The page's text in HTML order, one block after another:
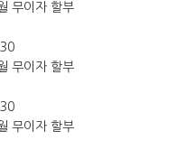
무이자 할부
무이자 할부
무이자 할부